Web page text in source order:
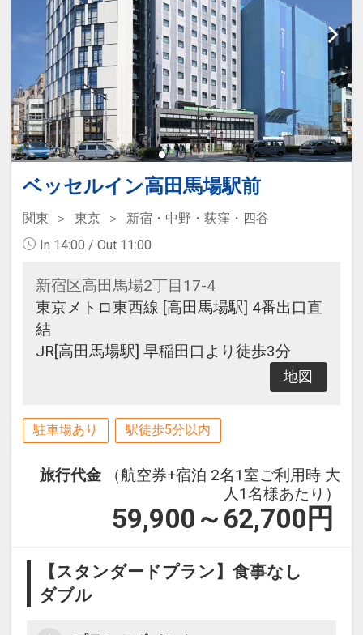
ベッセルイン高田馬場駅前
関東 東京
新宿・中野・荻窪・四谷
In 14:00 / Out 11:00
新宿区高田馬場2丁目17-4
東京メトロ東西線 [高田馬場駅] 4番出口直
結
JR[高田馬場駅] 早稲田口より徒歩3分
地図
駐車場あり 駅徒歩5分以内
旅行代金
（航空券+宿泊 2名1室ご利用時 大
人1名様あたり）
59,900～62,700 円
【スタンダードプラン】食事なし
ダブル